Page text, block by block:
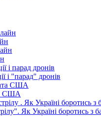
і "парад" дронів
США
Як Україні боротись з